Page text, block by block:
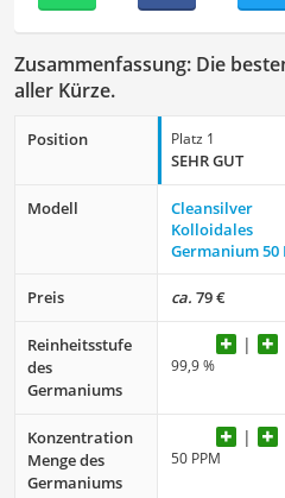
Zusammenfassung: Die
aller Kürze.
Position Platz 1
SEHR GUT
Modell
Cleansilver
Kolloidales
Germanium 50
Preis ca. 79 €
Reinheitsstufe
des
Germaniums
99,9 %
Konzentration
Menge des
Germaniums
50 PPM